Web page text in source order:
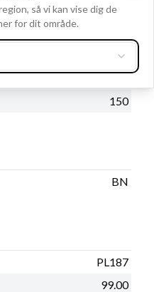
14
150
BN
PL187
99.00
så vi kan vise dig de
for dit område.